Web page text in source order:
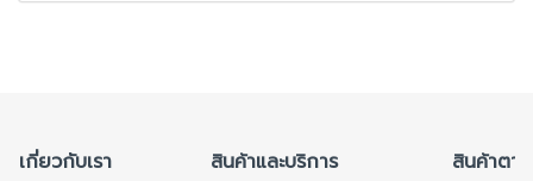
เกี่ยวกับเรา สินค้าและบริการ สินค้าตา